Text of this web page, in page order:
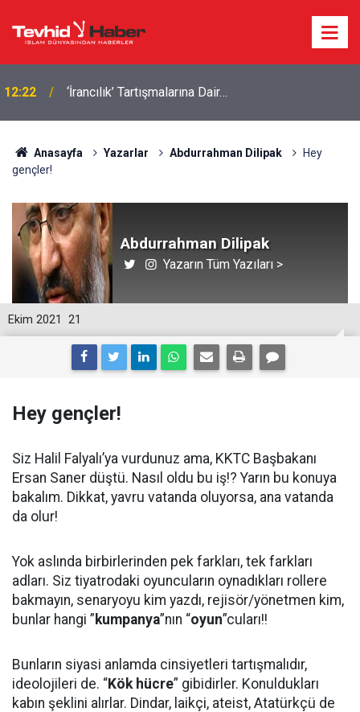
12:22 ‘İrancılık’ Tartışmalarına Dair…
Anasayfa Yazarlar Abdurrahman Dilipak
Hey
gençler!
Abdurrahman Dilipak
Yazarın Tüm Yazıları >
21
Ekim 2021
Hey gençler!
Siz Halil Falyalı’ya vurdunuz ama, KKTC Başbakanı
Ersan Saner düştü. Nasıl oldu bu iş!? Yarın bu konuya
bakalım. Dikkat, yavru vatanda oluyorsa, ana vatanda
da olur!
Yok aslında birbirlerinden pek farkları, tek farkları
adları. Siz tiyatrodaki oyuncuların oynadıkları rollere
bakmayın, senaryoyu kim yazdı, rejisör/yönetmen kim,
bunlar hangi ” kumpanya”nın “oyun”cuları!!
Bunların siyasi anlamda cinsiyetleri tartışmalıdır,
ideolojileri de. “Kök hücre” gibidirler. Konuldukları
kabın şeklini alırlar. Dindar, laikçi, ateist, Atatürkçü de